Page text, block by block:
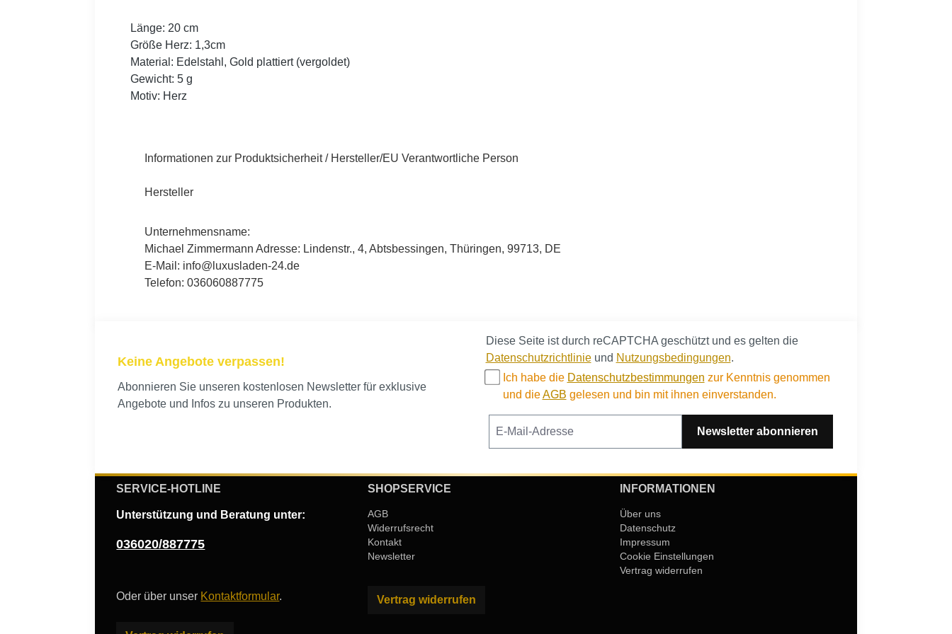
Länge: 20 cm
Größe Herz: 1,3cm
Material: Edelstahl, Gold plattiert (vergoldet)
Gewicht: 5 g
Motiv: Herz
Informationen zur Produktsicherheit / Hersteller/EU Verantwortliche Person
Hersteller
Unternehmensname:
Michael Zimmermann Adresse: Lindenstr., 4, Abtsbessingen, Thüringen, 99713, DE
E-Mail: info@luxusladen-24.de
Telefon: 036060887775
Keine Angebote verpassen!
Abonnieren Sie unseren kostenlosen Newsletter für exklusive
Angebote und Infos zu unseren Produkten.
Diese Seite ist durch reCAPTCHA geschützt und es gelten die
Datenschutzrichtlinieund Nutzungsbedingungen.
Ich habe die Datenschutzbestimmungen zur Kenntnis genommen
und dieAGB gelesen und bin mit ihnen einverstanden.
Newsletter abonnieren
SERVICE-HOTLINE
Unterstützung und Beratung unter:
036020/887775
Oder über unser Kontaktformular.
SHOPSERVICE
AGB
Widerrufsrecht
Kontakt
Newsletter
Vertrag widerrufen
INFORMATIONEN
Über uns
Datenschutz
Impressum
Cookie Einstellungen
Vertrag widerrufen